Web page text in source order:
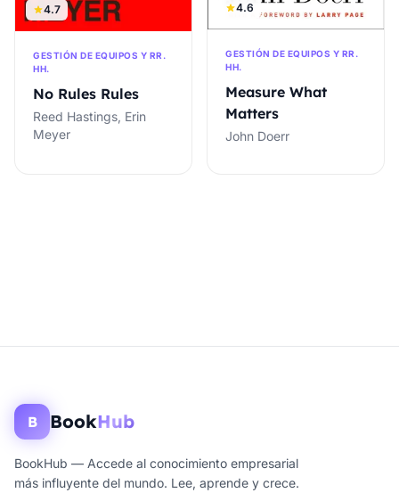
4.7
GESTIÓN DE EQUIPOS Y RR.
HH.
No Rules Rules
Reed Hastings, Erin
Meyer
4.6
GESTIÓN DE EQUIPOS Y RR.
HH.
Measure What
Matters
John Doerr
B BookHub
BookHub — Accede al conocimiento empresarial
más influyente del mundo. Lee, aprende y crece.